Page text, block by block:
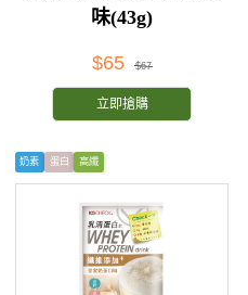
味(43g)
$65 $67
立即搶購
奶素 蛋白 高纖